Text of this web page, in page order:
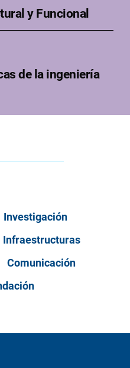
y Funcional
de la ingeniería
Investigación
Infraestructuras
Comunicación